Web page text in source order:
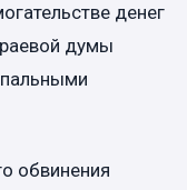
денег
думы
обвинения